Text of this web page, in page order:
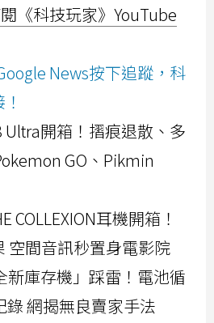
《科技玩家》YouTube
News按下追蹤，科
Ultra開箱！摺痕退散、多
GO、Pikmin
COLLEXION耳機開箱！
空間音訊秒置身電影院
新庫存機」踩雷！電池循
網揭無良賣家手法